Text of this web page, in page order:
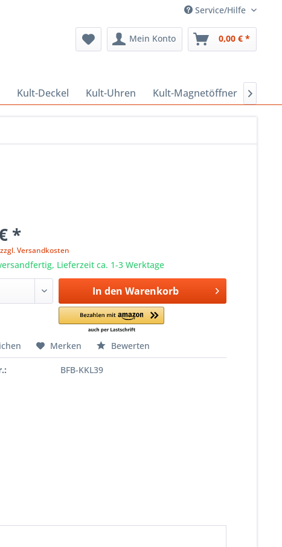
Service/Hilfe
Mein Konto 0,00 € *
Kult-Deckel Kult-Uhren Kult-Magnetöffner 
*
zzgl. Versandkosten
Lieferzeit ca. 1-3 Werktage
In den Warenkorb
Merken Bewerten
BFB-KKL39